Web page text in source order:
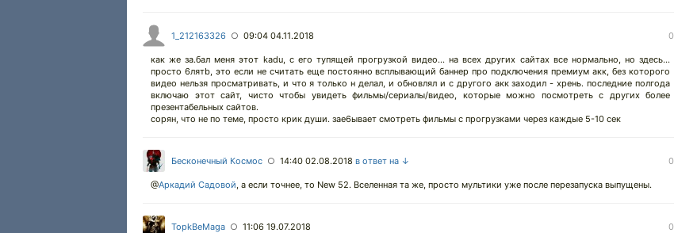
1_212163326 ○ 09:04 04.11.2018 0
как же за.бал меня этот kadu, с его тупящей прогрузкой видео... на всех других сайтах все нормально, но здесь...
просто 6лятb, это если не считать еще постоянно всплывающий баннер про подключения премиум акк, без которого
видео нельзя просматривать, и что я только н делал, и обновлял и с другого акк заходил - хрень. последние полгода
включаю этот сайт, чисто чтобы увидеть фильмы/сериалы/видео, которые можно посмотреть с других более
презентабельных сайтов.
сорян, что не по теме, просто крик души. зае6ывает смотреть фильмы с прогрузками через каждые 5-10 сек
Бесконечный Космос ○ 14:40 02.08.2018 в ответ на ↓ 0
@Аркадий Садовой, а если точнее, то New 52. Вселенная та же, просто мультики уже после перезапуска выпущены.
TopkBeMaga ○ 11:06 19.07.2018 0